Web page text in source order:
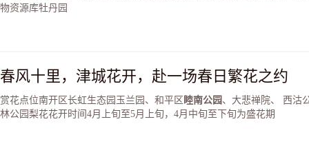
物资源库牡丹园
春风十里，津城花开，赴一场春日繁花之约
赏花点位南开区长虹生态园玉兰园、和平区 睦南公园 、大悲禅院、 西沽
林公园梨花花开时间4月上旬至5月上旬，4月中旬至下旬为盛花期